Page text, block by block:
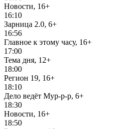
Новости, 16+
16:10
Зарница 2.0, 6+
16:56
Главное к этому часу, 16+
17:00
Тема дня, 12+
18:00
Регион 19, 16+
18:10
Дело ведёт Мур-р-р, 6+
18:30
Новости, 16+
18:50